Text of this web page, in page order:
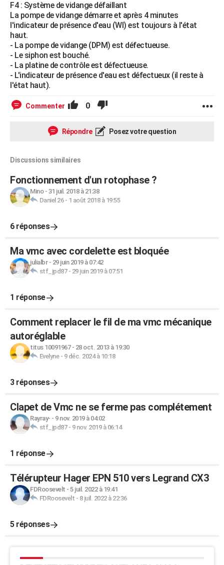
F4 : Système de vidange défaillant
La pompe de vidange démarre et après 4 minutes
l'indicateur de présence d'eau (WI) est toujours à l'état
haut.
- La pompe de vidange (DPM) est défectueuse.
- Le siphon est bouché.
- La platine de contrôle est défectueuse.
- L'indicateur de présence d'eau est défectueux (il reste à
l'état haut).
Commenter 0
Répondre Posez votre question
Discussions similaires
Fonctionnement d'un rotophase ?
Mino- 31 juil. 2018 à 21:38
Daniel 26- 1 août 2018 à 19:55
6 réponses
Ma vmc avec cordelette est bloquée
julialbr- 29 juin 2019 à 07:42
stf_jpd87- 29 juin 2019 à 07:51
1 réponse
Comment replacer le fil de ma vmc mécanique
autoréglable
titus 10091967- 28 oct. 2013 à 19:30
Evelyne- 9 déc. 2024 à 10:18
3 réponses
Clapet de Vmc ne se ferme pas complétement
Rayray- - 9 nov. 2019 à 04:02
stf_jpd87- 9 nov. 2019 à 06:14
1 réponse
Télérupteur Hager EPN 510 vers Legrand CX3
FDRoosevelt - 5 juil. 2022 à 19:41
FDRoosevelt - 8 juil. 2022 à 22:36
5 réponses